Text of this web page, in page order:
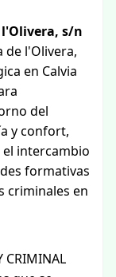
l'Olivera, s/n
de l'Olivera,
en Calvia
del
y confort,
intercambio
formativas
criminales en
CRIMINAL